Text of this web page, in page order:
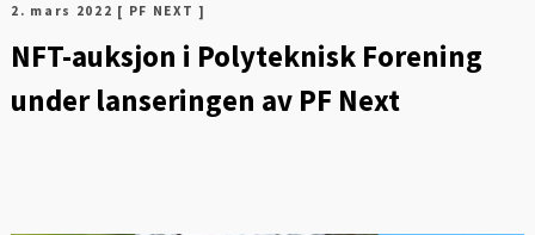
2. mars 2022 [ PF NEXT ]
NFT-auksjon i Polyteknisk Forening
under lanseringen av PF Next